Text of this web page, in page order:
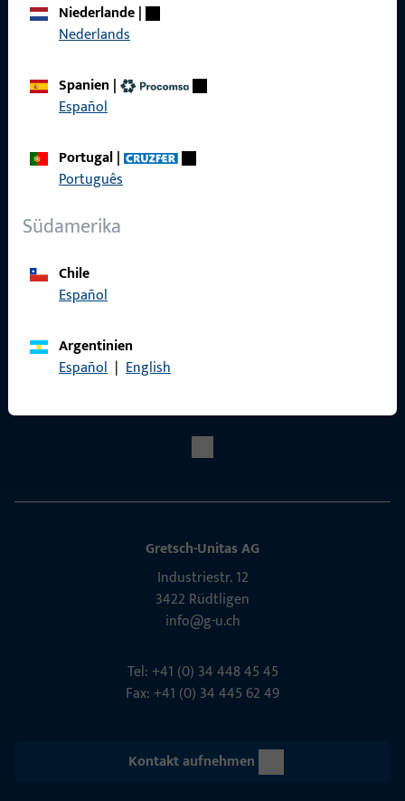
Niederlande|
Nederlands
Spanien |
Español
Portugal|
Português
Südamerika
Chile
Español
Argentinien
Español | English
Produktkatalog
Social Media
Gretsch-Unitas AG
Indu­s­triestr. 12
3422 Rüdt­ligen
info@g-u.ch
Tel: +41 (0) 34 448 45 45
Fax: +41 (0) 34 445 62 49
Kontakt aufnehmen